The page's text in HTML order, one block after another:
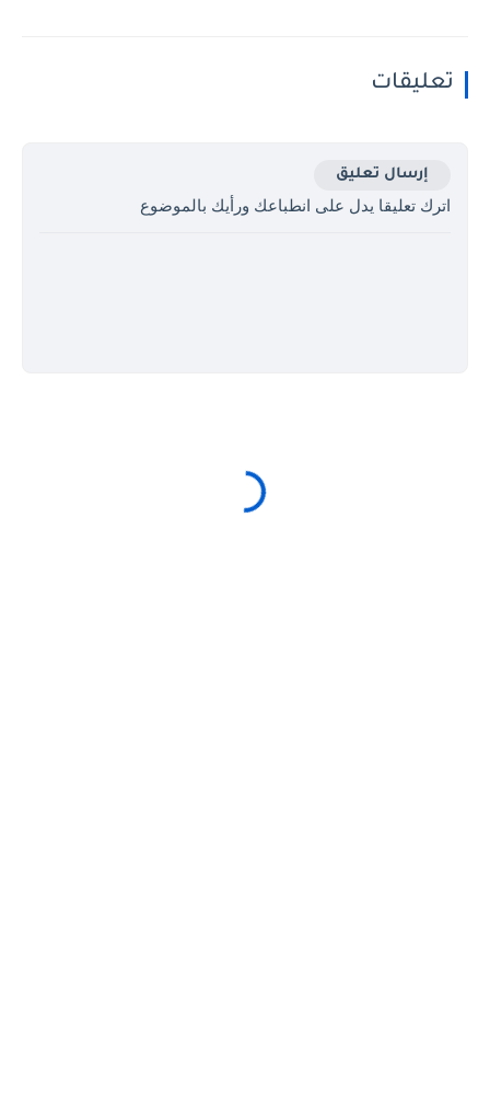
تعليقات
إرسال تعليق
اترك تعليقا يدل على انطباعك ورأيك بالموضوع